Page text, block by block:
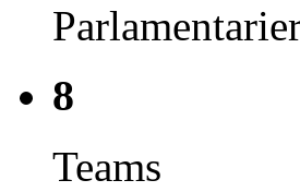
8
Teams